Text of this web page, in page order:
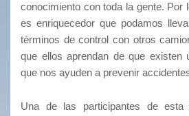
conocimiento con toda la gente. Por
es enriquecedor que podamos
términos de control con otros
que ellos aprendan de que existen
que nos ayuden a prevenir
Una de las participantes de esta